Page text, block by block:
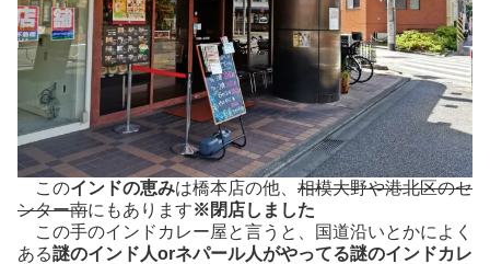
このインドの恵みは橋本店の他、 相模大野や港北区のセ
ンター南にもあります※閉店しました
この手のインドカレー屋と言うと、国道沿いとかによく
ある謎のインド人orネパール人がやってる謎のインドカレ